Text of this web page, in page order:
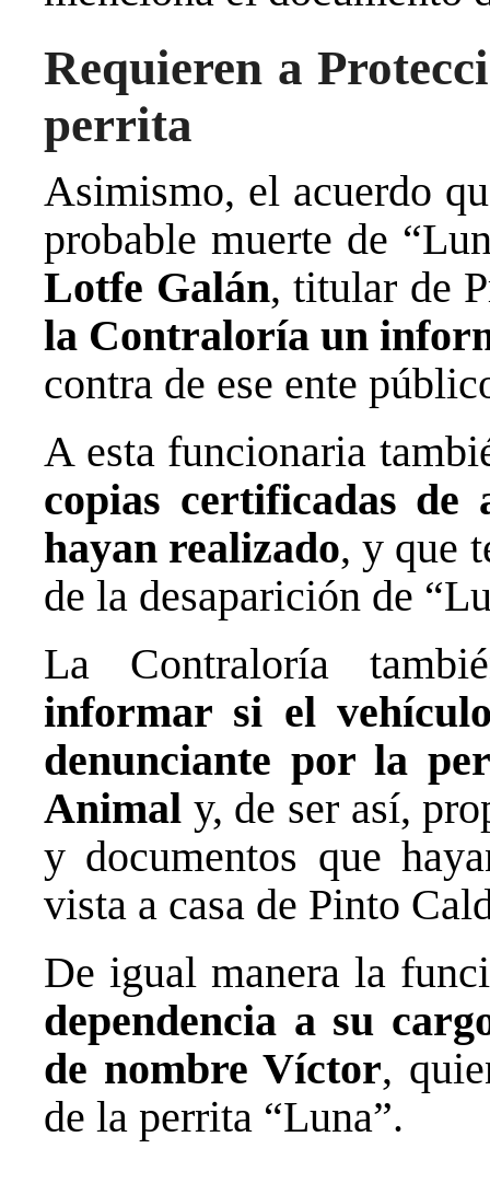
Requieren a
perrita
Asimismo, el acuerdo
probable muerte de
Lotfe Galán, titular de
la Contraloría un
contra de ese ente
A esta funcionaria
copias certificadas de
hayan realizado, y que
de la desaparición de
La Contraloría
informar si el
denunciante por la
Animal y, de ser así,
y documentos que
vista a casa de Pinto
De igual manera la
dependencia a su
de nombre Víctor,
de la perrita “Luna”.